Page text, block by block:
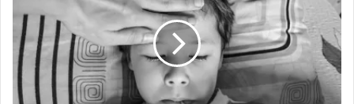
mm
OMS
OPAS
emitem
após